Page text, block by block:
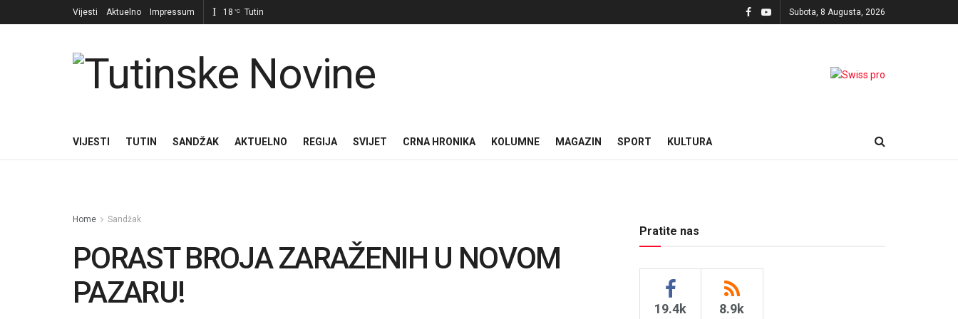
Vijesti Aktuelno Impressum 18 °C Tutin Subota, 8 Augusta, 2026
VIJESTI TUTIN SANDŽAK AKTUELNO REGIJA SVIJET CRNA HRONIKA KOLUMNE MAGAZIN SPORT KULTURA
Home Sandžak
PORAST BROJA ZARAŽENIH U NOVOM
PAZARU!
Pratite nas
19.4k 8.9k